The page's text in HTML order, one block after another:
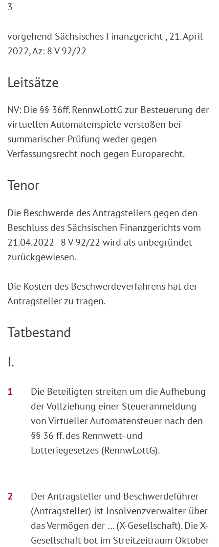
3
vorgehend Sächsisches Finanzgericht , 21. April
2022, Az: 8 V 92/22
Leitsätze
NV: Die §§ 36ff. RennwLottG zur Besteuerung der
virtuellen Automatenspiele verstoßen bei
summarischer Prüfung weder gegen
Verfassungsrecht noch gegen Europarecht.
Tenor
Die Beschwerde des Antragstellers gegen den
Beschluss des Sächsischen Finanzgerichts vom
21.04.2022 - 8 V 92/22 wird als unbegründet
zurückgewiesen.
Die Kosten des Beschwerdeverfahrens hat der
Antragsteller zu tragen.
Tatbestand
I.
Die Beteiligten streiten um die Aufhebung
der Vollziehung einer Steueranmeldung
von Virtueller Automatensteuer nach den
§§ 36 ff. des Rennwett- und
Lotteriegesetzes (RennwLottG).
Der Antragsteller und Beschwerdeführer
(Antragsteller) ist Insolvenzverwalter über
das Vermögen der … (X-Gesellschaft). Die X-
Gesellschaft bot im Streitzeitraum Oktober